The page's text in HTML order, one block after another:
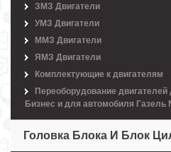
ЗМЗ Двигатели
УМЗ Двигатели
ММЗ Двигатели
ЯМЗ Двигатели
Комплектующие к двигателям
Переоборудование
Бизнес и для автомобиля Газель
Головка Блока И Блок